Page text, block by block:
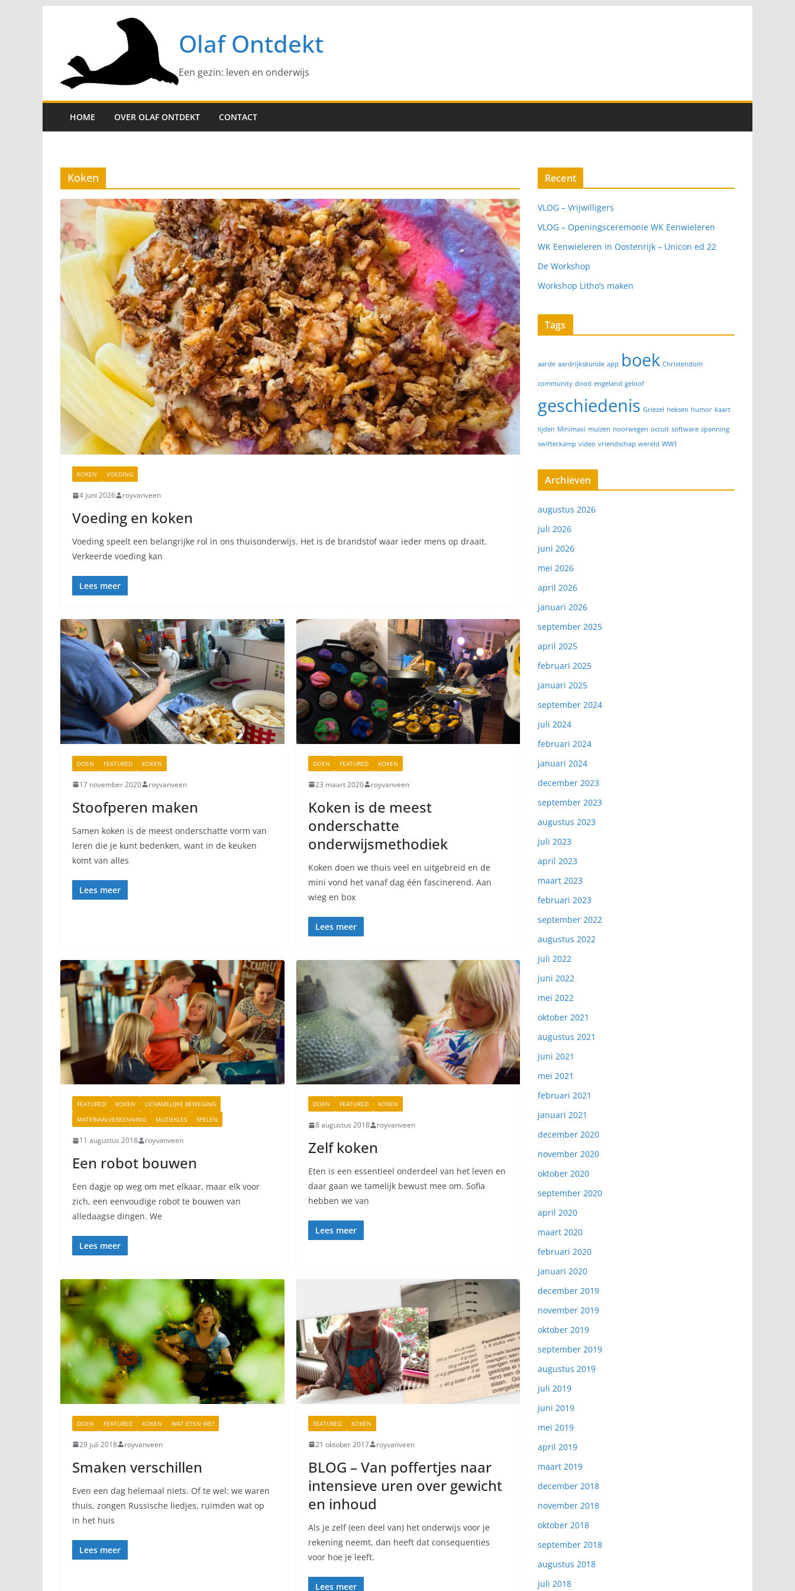
inhoud
Olaf Ontdekt
Een gezin: leven en onderwijs
HOME OVER OLAF ONTDEKT CONTACT
Koken
KOKEN VOEDING
4 juni 2026 royvanveen
Voeding en koken
Voeding speelt een belangrijke rol in ons thuisonderwijs. Het is de brandstof waar ieder mens op draait.
Verkeerde voeding kan
Lees meer
DOEN FEATURED KOKEN
17 november 2020 royvanveen
Stoofperen maken
Samen koken is de meest onderschatte vorm van
leren die je kunt bedenken, want in de keuken
komt van alles
Lees meer
DOEN FEATURED KOKEN
23 maart 2020 royvanveen
Koken is de meest
onderschatte
onderwijsmethodiek
Koken doen we thuis veel en uitgebreid en de
mini vond het vanaf dag één fascinerend. Aan
wieg en box
Lees meer
FEATURED KOKEN
LICHAMELIJKE BEWEGING
MATERIAALVERKENNING
MUZIEKLES SPELEN
11 augustus 2018 royvanveen
Een robot bouwen
Een dagje op weg om met elkaar, maar elk voor
zich, een eenvoudige robot te bouwen van
alledaagse dingen. We
Lees meer
DOEN FEATURED KOKEN
8 augustus 2018 royvanveen
Zelf koken
Eten is een essentieel onderdeel van het leven en
daar gaan we tamelijk bewust mee om. Sofia
hebben we van
Lees meer
DOEN FEATURED KOKEN WAT ETEN WE?
29 juli 2018 royvanveen
Smaken verschillen
Even een dag helemaal niets. Of te wel: we waren
thuis, zongen Russische liedjes, ruimden wat op
in het huis
Lees meer
FEATURED KOKEN
21 oktober 2017 royvanveen
BLOG – Van poffertjes naar
intensieve uren over gewicht
en inhoud
Als je zelf (een deel van) het onderwijs voor je
rekening neemt, dan heeft dat consequenties
voor hoe je leeft.
Lees meer
Recent
VLOG – Vrijwilligers
VLOG – Openingsceremonie WK Eenwieleren
WK Eenwieleren in Oostenrijk – Unicon ed 22
De Workshop
Workshop Litho’s maken
Tags
aarde aardrijkskunde app boek Christendom
community dood engeland geloof
geschiedenis Griezel heksen humor kaart
lijden Minimaxi muizen noorwegen occult software spanning
swifterkamp video vriendschap wereld WW1
Archieven
augustus 2026
juli 2026
juni 2026
mei 2026
april 2026
januari 2026
september 2025
april 2025
februari 2025
januari 2025
september 2024
juli 2024
februari 2024
januari 2024
december 2023
september 2023
augustus 2023
juli 2023
april 2023
maart 2023
februari 2023
september 2022
augustus 2022
juli 2022
juni 2022
mei 2022
oktober 2021
augustus 2021
juni 2021
mei 2021
februari 2021
januari 2021
december 2020
november 2020
oktober 2020
september 2020
april 2020
maart 2020
februari 2020
januari 2020
december 2019
november 2019
oktober 2019
september 2019
augustus 2019
juli 2019
juni 2019
mei 2019
april 2019
maart 2019
december 2018
november 2018
oktober 2018
september 2018
augustus 2018
juli 2018